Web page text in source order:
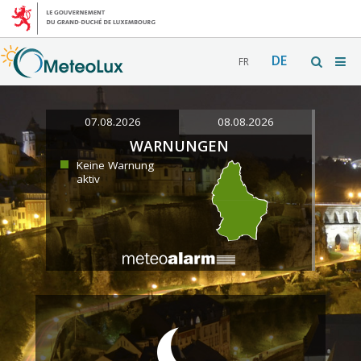
FR DE
07.08.2026 08.08.2026
WARNUNGEN
Keine Warnung
aktiv